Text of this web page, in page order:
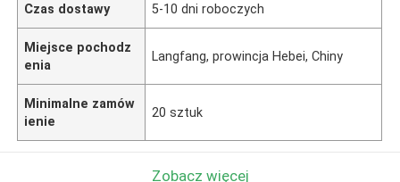
Czas dostawy 5-10 dni roboczych
Miejsce pochodz
enia
Langfang, prowincja Hebei, Chiny
Minimalne zamów
ienie
20 sztuk
Zobacz więcej